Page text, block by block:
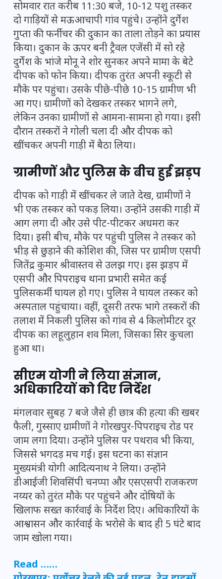
सोमवार रात करीब 11:30 बजे, 10-12 पशु तस्कर
दो गाड़ियों से मऊआचापी गांव पहुंचे। उन्होंने दुर्गेश
गुप्ता की फर्नीचर की दुकान का ताला तोड़ने का प्रयास
किया। दुकान के ऊपर बनी ट्रैवल एजेंसी में सो रहे
दुर्गेश के भांजे मोनू ने शोर सुनकर अपने मामा के बेटे
दीपक को फोन किया। दीपक तुरंत अपनी स्कूटी से
मौके पर पहुंचा। उसके पीछे-पीछे 10-15 ग्रामीण भी
आ गए। ग्रामीणों को देखकर तस्कर भागने लगे,
लेकिन उनका ग्रामीणों से आमना-सामना हो गया। इसी
दौरान तस्करों ने गोली चला दी और दीपक को
खींचकर अपनी गाड़ी में बैठा लिया।
ग्रामीणों और पुलिस के बीच हुई झड़प
दीपक को गाड़ी में खींचकर ले जाते देख, ग्रामीणों ने
भी एक तस्कर को पकड़ लिया। उन्होंने उसकी गाड़ी में
आग लगा दी और उसे पीट-पीटकर अधमरा कर
दिया। इसी बीच, मौके पर पहुंची पुलिस ने तस्कर को
भीड़ से छुड़ाने की कोशिश की, जिस पर ग्रामीण एसपी
जितेंद्र कुमार श्रीवास्तव से उलझ गए। इस झड़प में
एसपी और पिपराइच थाना प्रभारी समेत कई
पुलिसकर्मी घायल हो गए। पुलिस ने घायल तस्कर को
अस्पताल पहुंचाया। वहीं, दूसरी तरफ भागे तस्करों की
तलाश में निकली पुलिस को गांव से 4 किलोमीटर दूर
दीपक का लहूलुहान शव मिला, जिसका सिर कुचला
हुआ था।
सीएम योगी ने लिया संज्ञान,
अधिकारियों को दिए निर्देश
मंगलवार सुबह 7 बजे जैसे ही छात्र की हत्या की खबर
फैली, गुस्साए ग्रामीणों ने गोरखपुर-पिपराइच रोड पर
जाम लगा दिया। उन्होंने पुलिस पर पथराव भी किया,
जिससे भगदड़ मच गई। इस घटना का संज्ञान
मुख्यमंत्री योगी आदित्यनाथ ने लिया। उन्होंने
डीआईजी शिवसिंपी चनप्पा और एसएसपी राजकरण
नय्यर को तुरंत मौके पर पहुंचने और दोषियों के
खिलाफ सख्त कार्रवाई के निर्देश दिए। अधिकारियों के
आश्वासन और कार्रवाई के भरोसे के बाद ही 5 घंटे बाद
जाम खोला गया।
Read ……